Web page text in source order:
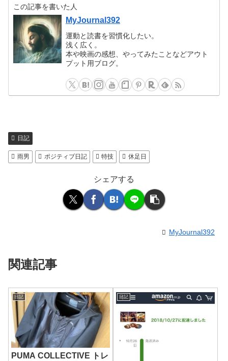
この記事を書いた人
MyJournal392
運動と読書を習慣化したい。
浅く広く。
本や映画の感想、やってみたことなどアウト
プット用ブログ。
日記
雨男 ポジティブ日記 特技 休足日
シェアする
MyJournal392
関連記事
日記
PUMA COLLECTIVE トレ
日記